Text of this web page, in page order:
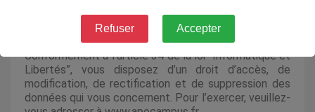
votre insu. Aucune information personnelle n’est
cédée à des tiers.
Conformément à l’article 34 de la loi “Informatique et
Libertés”, vous disposez d’un droit d’accès, de
modification, de rectification et de suppression des
données qui vous concernent. Pour l’exercer, veuillez-
Refuser Accepter